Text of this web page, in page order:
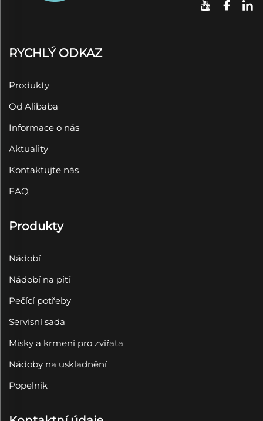
RYCHLÝ ODKAZ
Produkty
Od Alibaba
Informace o nás
Aktuality
Kontaktujte nás
FAQ
Produkty
Nádobí
Nádobí na pití
Pečící potřeby
Servisní sada
Misky a krmení pro zvířata
Nádoby na uskladnění
Popelník